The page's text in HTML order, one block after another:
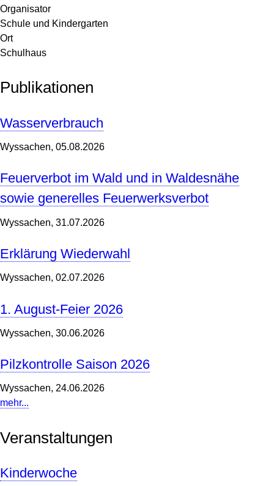
Organisator
Schule und Kindergarten
Ort
Schulhaus
Publikationen
Wasserverbrauch
Wyssachen, 05.08.2026
Feuerverbot im Wald und in Waldesnähe
sowie generelles Feuerwerksverbot
Wyssachen, 31.07.2026
Erklärung Wiederwahl
Wyssachen, 02.07.2026
1. August-Feier 2026
Wyssachen, 30.06.2026
Pilzkontrolle Saison 2026
Wyssachen, 24.06.2026
mehr...
Veranstaltungen
Kinderwoche